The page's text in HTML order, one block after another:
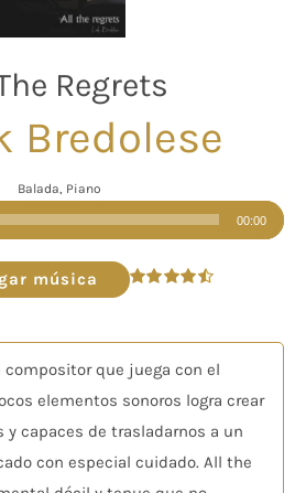
Regrets
Bredolese
Balada, Piano
Reproductor
de
audio
00:00
música
compositor que juega con el
elementos sonoros logra crear
y capaces de trasladarnos a un
con especial cuidado. All the